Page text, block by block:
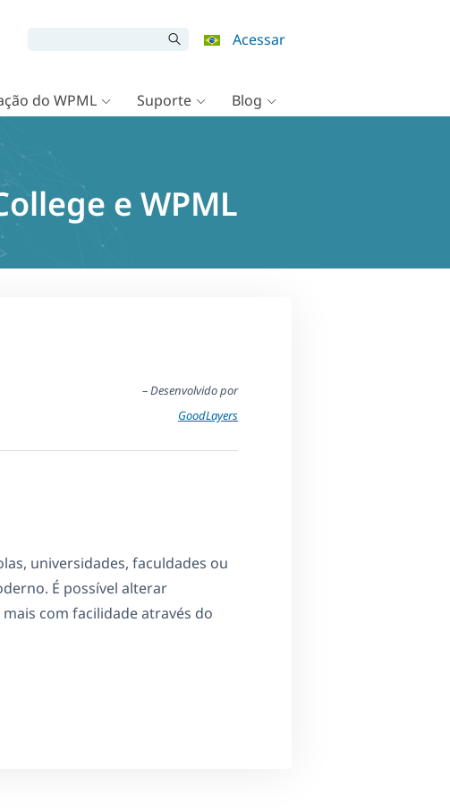
Acessar
do WPML Suporte Blog
e WPML
– Desenvolvido por
GoodLayers
universidades, faculdades ou
É possível alterar
com facilidade através do